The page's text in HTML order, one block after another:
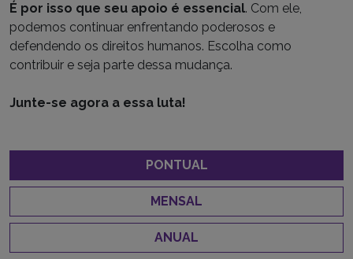
É por isso que seu apoio é essencial. Com ele,
podemos continuar enfrentando poderosos e
defendendo os direitos humanos. Escolha como
contribuir e seja parte dessa mudança.
Junte-se agora a essa luta!
PONTUAL
MENSAL
ANUAL